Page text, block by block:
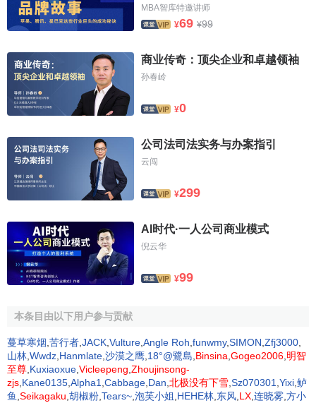
净利落。初到美国的人逛超级市场往往摸不清所需要的东西
究竟放在哪里。沃尔市场的标志却很清楚，使你在这样庞大
大标语。仔细比较一下，同样牌子的商品，在这家店就是便
宜。买两支"目标"牌牙膏，在别的超级市场价格是每支1.99美
元，而这里只要1.36 美元
廉价商店，台湾货大量充斥，顾客大多是黑人和其他少数民
族，而在沃尔市场，大多数是美国制产品。顾客一进门就面
对一个"买美国货"的横幅。这既能激发爱国主义，又是高质量
的象征。沃尔市场的顾客包括占美国人口大多数的
和低收入阶层，顾客对在沃尔市场所购的任何物品觉得不满
所有的大型连锁超市都采取低价经营策略，沃尔玛与众
不同之处在于，它想尽一切办法从
营销费用、行政开支等各方面节省资金，提出了“天天平价、
始终如一”的口号，并努力实现价格比其它
促成沃尔玛做到成本最低、价格最便宜的关键因素。其创始
人沃尔顿曾说过，“我们重视每一分钱的价值，因为我们服务
的宗旨之一就是帮每一名进店购物的顾客省钱。每当我们省
下一块钱，就赢得了顾客的一份信任。”为此，他要求每位采
购人员在采购货品时态度要坚决。他告诫说：“你们不是在为
MBA智库特邀讲师
¥69 ¥99
商业传奇：顶尖企业和卓越领袖
孙春岭
¥0
公司法司法实务与办案指引
云闯
¥299
AI时代·一人公司商业模式
倪云华
¥99
本条目由以下用户参与贡献
蔓草寒烟 苦行者 JACK Vulture Angle Roh funwmy,SIMON Zfj3000
山林 Wwdz Hanmlate 沙漠之鹰 18°@鷺島 Binsina Gogeo2006 明智
至尊 Kuxiaoxue Vicleepeng Zhoujinsong-
zjs Kane0135 Alpha1 Cabbage Dan 北极没有下雪 Sz070301 Yixi 鲈
鱼 Seikagaku 胡椒粉 Tears~ 泡芙小姐 HEHE林 东风 LX 连晓雾 方小